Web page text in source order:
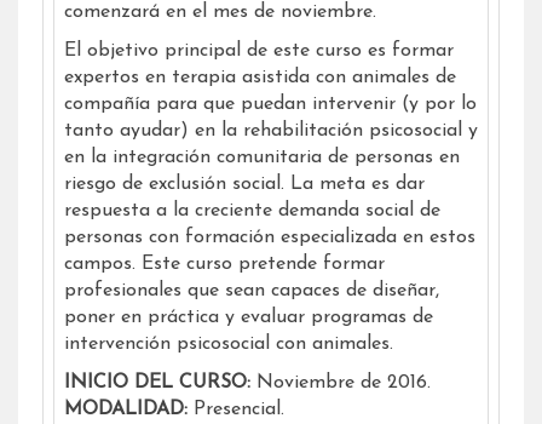
comenzará en el mes de noviembre.
El objetivo principal de este curso es formar
expertos en terapia asistida con animales de
compañía para que puedan intervenir (y por lo
tanto ayudar) en la rehabilitación psicosocial y
en la integración comunitaria de personas en
riesgo de exclusión social. La meta es dar
respuesta a la creciente demanda social de
personas con formación especializada en estos
campos. Este curso pretende formar
profesionales que sean capaces de diseñar,
poner en práctica y evaluar programas de
intervención psicosocial con animales.
INICIO DEL CURSO: Noviembre de 2016.
MODALIDAD: Presencial.